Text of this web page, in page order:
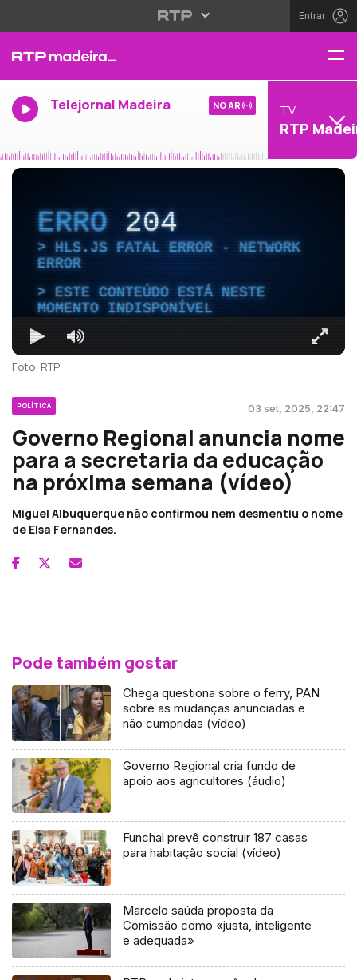
Entrar
Telejornal Madeira NO AR TV
RTP
ERRO204
HLS.JS FATAL ERROR - NETWORK
ERROR
ESTE CONTEÚDO ESTÁ NESTE
MOMENTO INDISPONÍVEL
Foto: RTP
POLÍTICA 03 set, 2025, 22:47
Governo Regional anuncia nome
para a secretaria da educação
na próxima semana (vídeo)
Miguel Albuquerque não confirmou nem desmentiu o nome
de Elsa Fernandes.
Pode também gostar
Chega questiona sobre o ferry, PAN
sobre as mudanças anunciadas e
não cumpridas (vídeo)
Governo Regional cria fundo de
apoio aos agricultores (áudio)
Funchal prevê construir 187 casas
para habitação social (vídeo)
Marcelo saúda proposta da
Comissão como «justa, inteligente
e adequada»